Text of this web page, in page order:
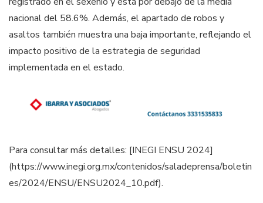
nacional del 58.6%. Además, el apartado de robos y
asaltos también muestra una baja importante, reflejando el
impacto positivo de la estrategia de seguridad
implementada en el estado.
Para consultar más detalles: [INEGI ENSU 2024]
(https://www.inegi.org.mx/contenidos/saladeprensa/boletin
es/2024/ENSU/ENSU2024_10.pdf).